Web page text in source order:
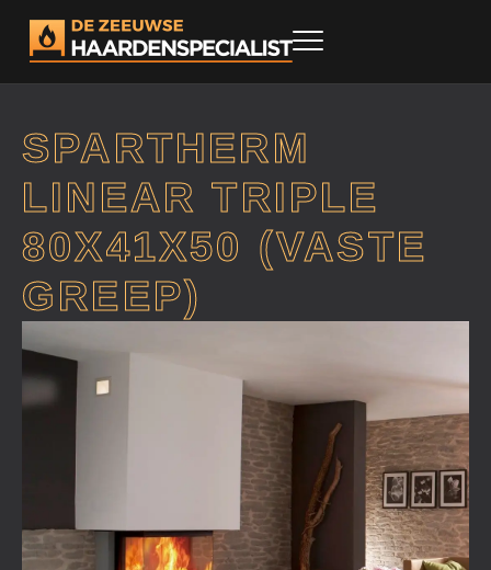
SPARTHERM
LINEAR TRIPLE
80X41X50 (VASTE
GREEP)